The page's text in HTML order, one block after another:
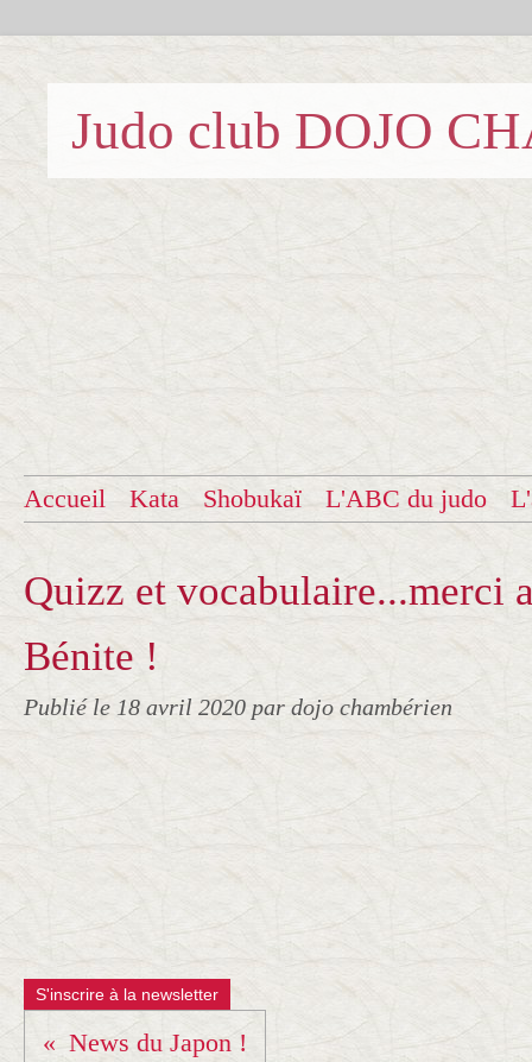
Judo club DOJO
Accueil Kata Shobukaï L'ABC du judo
Quizz et vocabulaire...merci
Bénite !
Publié le 18 avril 2020 par dojo chambérien
S'inscrire à la newsletter
News du Japon !